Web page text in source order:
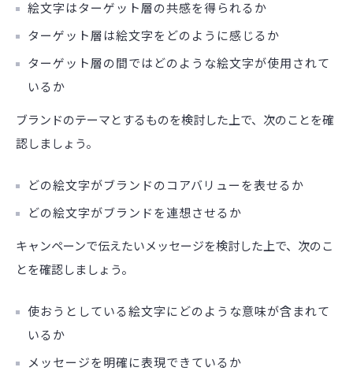
絵文字はターゲット層の共感を得られるか
ターゲット層は絵文字をどのように感じるか
ターゲット層の間ではどのような絵文字が使用されて
いるか
ブランドのテーマとするものを検討した上で、次のことを確
認しましょう。
どの絵文字がブランドのコアバリューを表せるか
どの絵文字がブランドを連想させるか
キャンペーンで伝えたいメッセージを検討した上で、次のこ
とを確認しましょう。
使おうとしている絵文字にどのような意味が含まれて
いるか
メッセージを明確に表現できているか